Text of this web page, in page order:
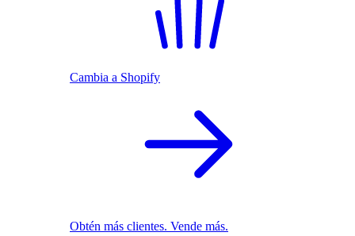
Cambia a Shopify
Obtén más clientes. Vende más.